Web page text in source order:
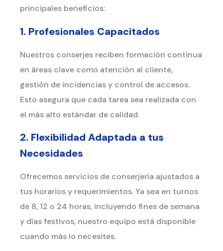
principales beneficios:
1. Profesionales Capacitados
Nuestros conserjes reciben formación continua
en áreas clave como atención al cliente,
gestión de incidencias y control de accesos.
Esto asegura que cada tarea sea realizada con
el más alto estándar de calidad.
2. Flexibilidad Adaptada a tus
Necesidades
Ofrecemos servicios de conserjería ajustados a
tus horarios y requerimientos. Ya sea en turnos
de 8, 12 o 24 horas, incluyendo fines de semana
y días festivos, nuestro equipo está disponible
cuando más lo necesites.